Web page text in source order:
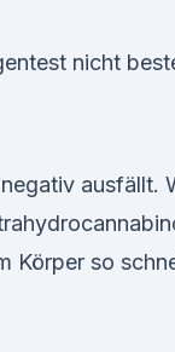
ausfällt.
Körper so